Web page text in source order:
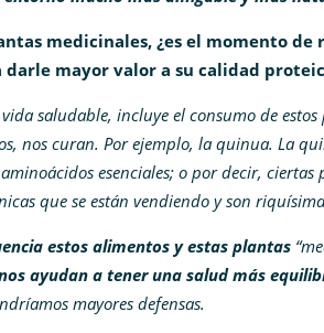
medicinales, ¿es el momento
mayor valor a su calidad
saludable, incluye el consumo de
nos curan. Por ejemplo, la quinua. La
esenciales; o por decir,
que se están vendiendo y son
estos alimentos y estas plantas
ayudan a tener una salud más
mayores defensas.